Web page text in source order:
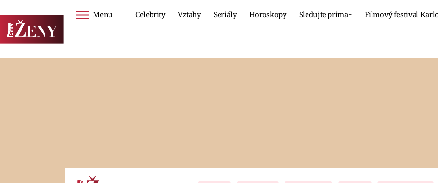
Menu Celebrity Vztahy Seriály Horoskopy Sledujte prima+ Filmový festival